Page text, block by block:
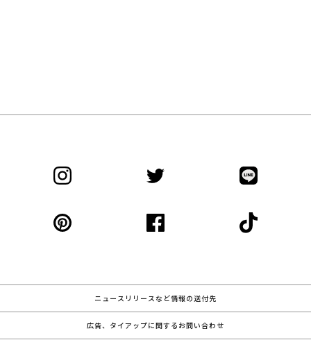
ニュースリリースなど情報の送付先
広告、タイアップに関するお問い合わせ